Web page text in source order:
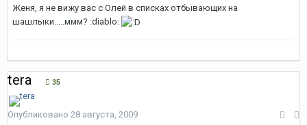
Женя, я не вижу вас с Олей в списках отбывающих на
шашлыки.....ммм? :diablo:
tera 35
Опубликовано 28 августа, 2009